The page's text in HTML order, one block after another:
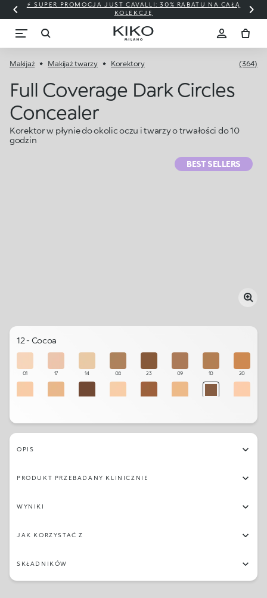
⚡ SUPER PROMOCJA JUST CAVALLI: 30% RABATU NA CAŁĄ
KOLEKCJĘ
Makijaż Makijaż twarzy Korektory (364)
Full Coverage Dark Circles
Concealer
Korektor w płynie do okolic oczu i twarzy o trwałości do 10
godzin
BEST SELLERS
12 - Cocoa
01 17 14 08 23 09 10 20
21 19 07 13 06 05 11 04
OPIS
PRODUKT PRZEBADANY KLINICZNIE
WYNIKI
JAK KORZYSTAĆ Z
SKŁADNIKÓW